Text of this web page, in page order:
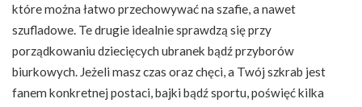
które można łatwo przechowywać na szafie, a nawet
szufladowe. Te drugie idealnie sprawdzą się przy
porządkowaniu dziecięcych ubranek bądź przyborów
biurkowych. Jeżeli masz czas oraz chęci, a Twój szkrab jest
fanem konkretnej postaci, bajki bądź sportu, poświęć kilka